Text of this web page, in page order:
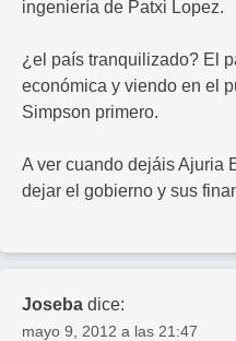
ingeniería de Patxi Lopez.
¿el país tranquilizado? El
económica y viendo en el
Simpson primero.
A ver cuando dejáis Ajuria
dejar el gobierno y sus
Joseba dice:
mayo 9, 2012 a las 21:47